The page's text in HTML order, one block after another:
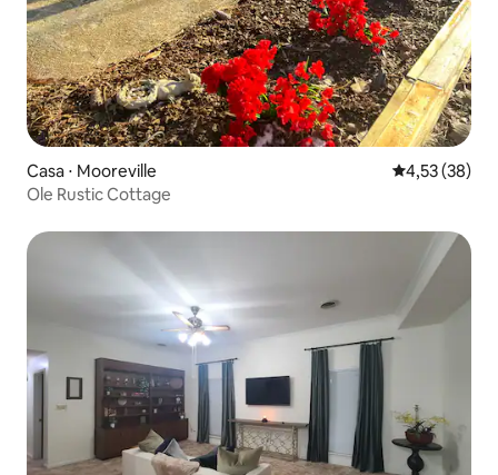
Casa ⋅ Mooreville 4,53 de uma
4,53 (38)
Ole Rustic Cottage